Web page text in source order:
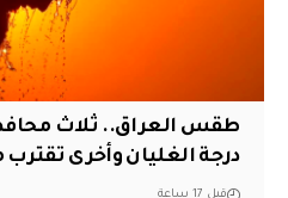
طقس العراق.. ثلاث
درجة الغليان وأخرى
قبل 17 ساعة